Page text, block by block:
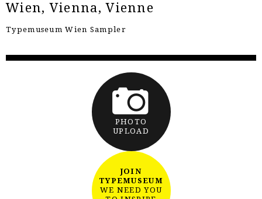
Wien, Vienna, Vienne
Typemuseum Wien Sampler
PHOTO
UPLOAD
JOIN
TYPEMUSEUM
WE NEED YOU